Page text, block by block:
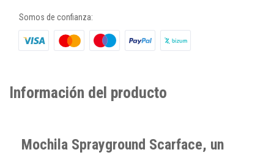
Somos de confianza:
Información del producto
Mochila Sprayground Scarface, un